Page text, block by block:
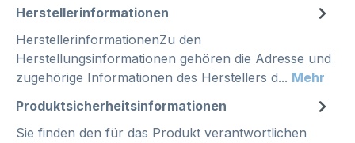
Herstellerinformationen
HerstellerinformationenZu den
Herstellungsinformationen gehören die Adresse und
zugehörige Informationen des Herstellers d... Mehr
Produktsicherheitsinformationen
Sie finden den für das Produkt verantwortlichen